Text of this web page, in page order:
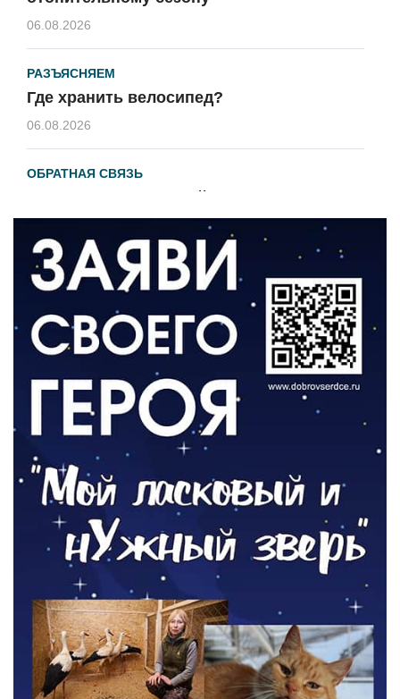
06.08.2026
РАЗЪЯСНЯЕМ
Где хранить велосипед?
06.08.2026
ОБРАТНАЯ СВЯЗЬ
Администрация онлайн
ВЛАСТЬ
День памяти и «Симфония народов»
06.08.2026
Новый настил на экотропе
05.08.2026